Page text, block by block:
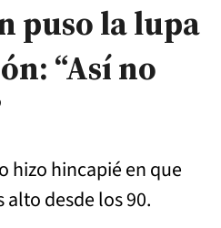
puso la lupa
“Así no
hizo hincapié en que
desde los 90.